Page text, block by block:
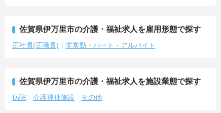
佐賀県伊万里市の介護・福祉求人を雇用形態で探す
正社員(正職員) 非常勤・パート・アルバイト
佐賀県伊万里市の介護・福祉求人を施設業態で探す
病院 介護福祉施設 その他